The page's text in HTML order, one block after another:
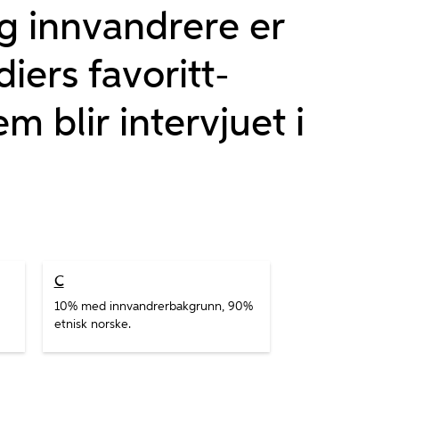
innvandrere er
favoritt-
blir intervjuet i
C
10% med innvandrerbakgrunn, 90%
etnisk norske.